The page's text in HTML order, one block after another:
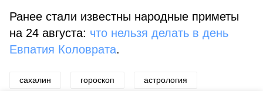
Ранее стали известны народные приметы
на 24 августа: что нельзя делать в день
Евпатия Коловрата.
сахалин гороскоп астрология